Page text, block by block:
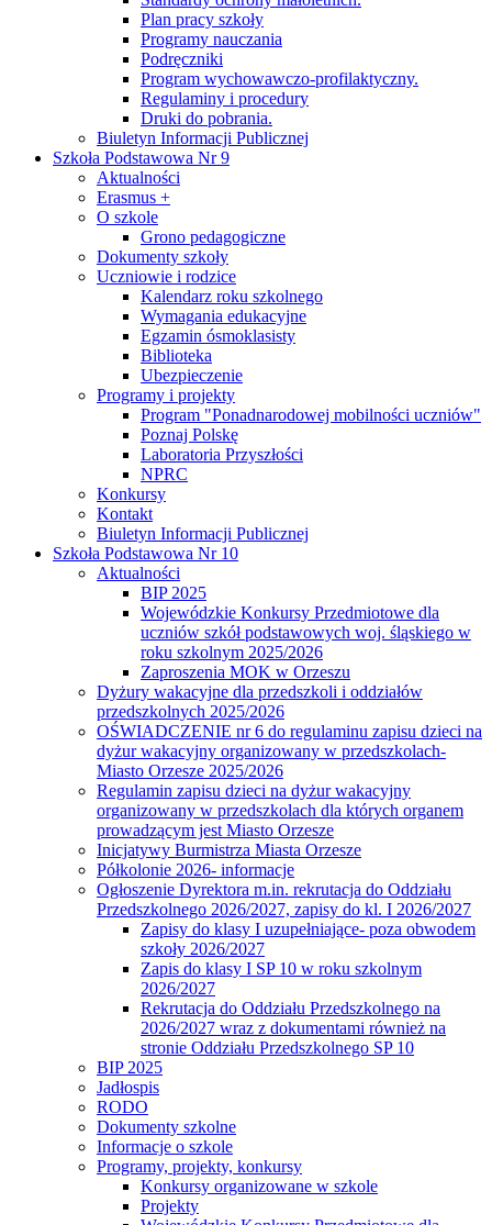
Plan pracy szkoły
Programy nauczania
Podręczniki
Program wychowawczo-profilaktyczny.
Regulaminy i procedury
Druki do pobrania.
Biuletyn Informacji Publicznej
Szkoła Podstawowa Nr 9
Aktualności
Erasmus +
O szkole
Grono pedagogiczne
Dokumenty szkoły
Uczniowie i rodzice
Kalendarz roku szkolnego
Wymagania edukacyjne
Egzamin ósmoklasisty
Biblioteka
Ubezpieczenie
Programy i projekty
Program "Ponadnarodowej mobilności uczniów"
Poznaj Polskę
Laboratoria Przyszłości
NPRC
Konkursy
Kontakt
Biuletyn Informacji Publicznej
Szkoła Podstawowa Nr 10
Aktualności
BIP 2025
Wojewódzkie Konkursy Przedmiotowe dla
uczniów szkół podstawowych woj. śląskiego w
roku szkolnym 2025/2026
Zaproszenia MOK w Orzeszu
Dyżury wakacyjne dla przedszkoli i oddziałów
przedszkolnych 2025/2026
OŚWIADCZENIE nr 6 do regulaminu zapisu dzieci na
dyżur wakacyjny organizowany w przedszkolach-
Miasto Orzesze 2025/2026
Regulamin zapisu dzieci na dyżur wakacyjny
organizowany w przedszkolach dla których organem
prowadzącym jest Miasto Orzesze
Inicjatywy Burmistrza Miasta Orzesze
Półkolonie 2026- informacje
Ogłoszenie Dyrektora m.in. rekrutacja do Oddziału
Przedszkolnego 2026/2027, zapisy do kl. I 2026/2027
Zapisy do klasy I uzupełniające- poza obwodem
szkoły 2026/2027
Zapis do klasy I SP 10 w roku szkolnym
2026/2027
Rekrutacja do Oddziału Przedszkolnego na
2026/2027 wraz z dokumentami również na
stronie Oddziału Przedszkolnego SP 10
BIP 2025
Jadłospis
RODO
Dokumenty szkolne
Informacje o szkole
Programy, projekty, konkursy
Konkursy organizowane w szkole
Projekty